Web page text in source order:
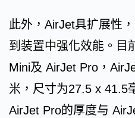
此外，AirJet具扩展性
到装置中强化效能。目
Mini及 AirJet Pro，
米，尺寸为27.5 x 41.5
AirJet Pro的厚度与